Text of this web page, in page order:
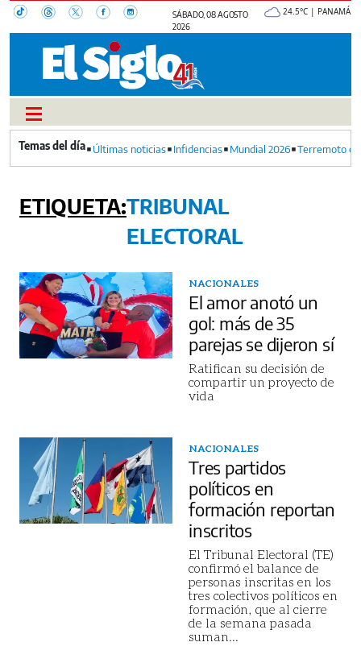
SÁBADO, 08 AGOSTO
2026
24.5°C | PANAMÁ
Últimas noticias Infidencias Mundial 2026 Terremoto
TRIBUNAL
ELECTORAL
NACIONALES
El amor anotó un
gol: más de 35
parejas se dijeron sí
Ratifican su decisión de
compartir un proyecto de
vida
NACIONALES
Tres partidos
políticos en
formación reportan
inscritos
El Tribunal Electoral (TE)
confirmó el balance de
personas inscritas en los
tres colectivos políticos en
formación, que al cierre
de la semana pasada
suman...